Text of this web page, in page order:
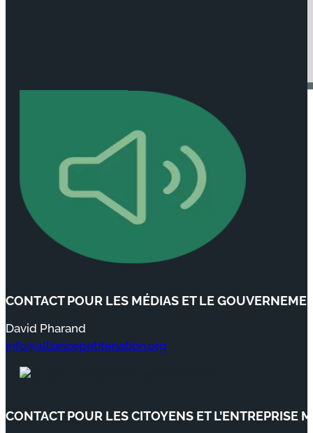
CONTACT POUR LES MÉDIAS ET LE
David Pharand
info@alliancepetitenation.org
CONTACT POUR LES CITOYENS ET L’ENTREPRISE